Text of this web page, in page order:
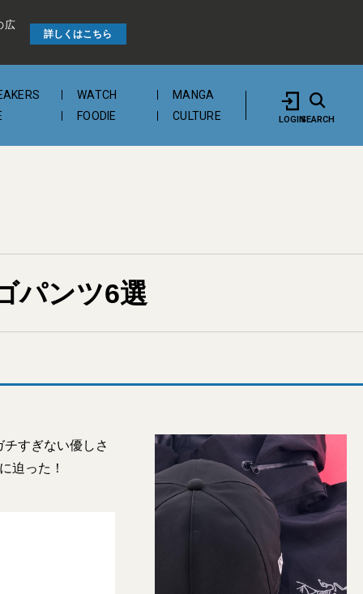
広
詳しくはこちら
WATCH
MANGA
FOODIE CULTURE LOGINSEARCH
パンツ6選
すぎない優しさ
迫った！